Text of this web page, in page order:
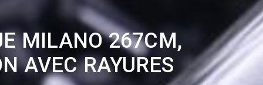
MILANO 267CM,
AVEC RAYURES